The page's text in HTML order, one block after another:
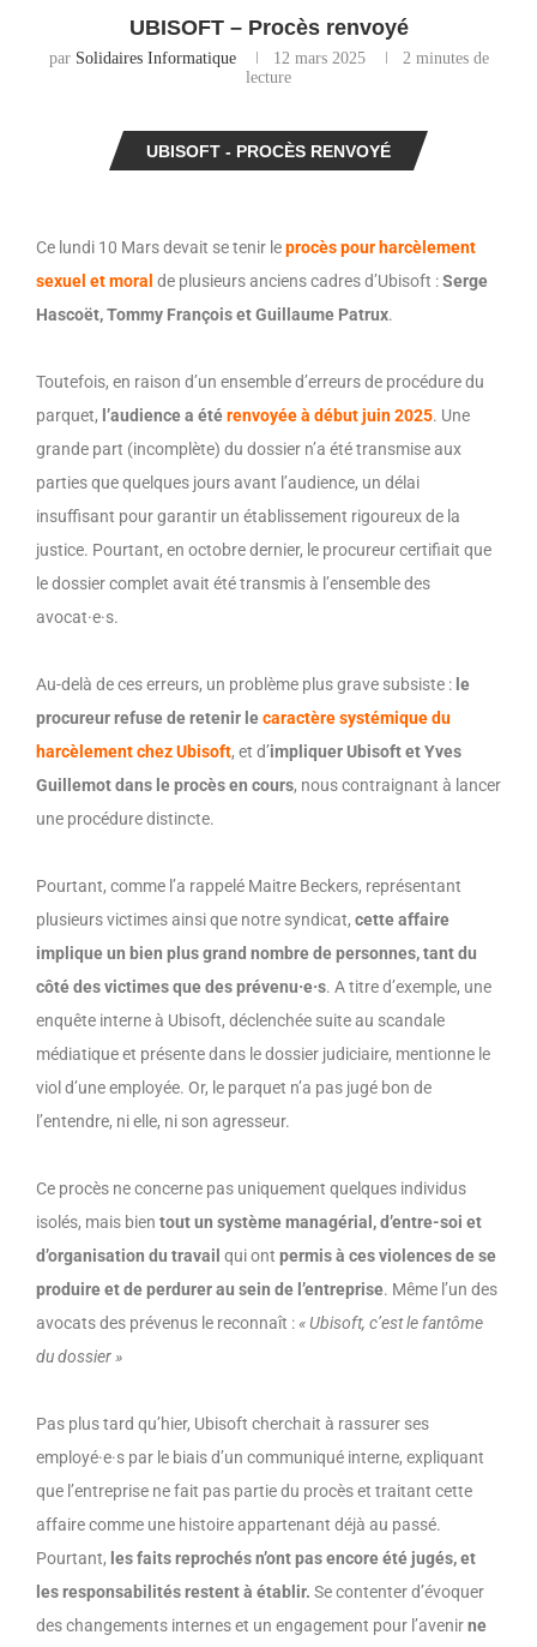
UBISOFT – Procès renvoyé
par Solidaires Informatique 12 mars 2025
2 minutes de
lecture
UBISOFT - PROCÈS RENVOYÉ
Ce lundi 10 Marsdevait se tenir leprocès pour harcèlement
sexuel et moral de plusieurs anciens cadres d’Ubisoft :Serge
Hascoët, Tommy François et Guillaume Patrux.
Toutefois, en raison d’un ensemble d’erreurs de procédure du
parquet, l’audience a étérenvoyée à début juin 2025. Une
grande part (incomplète) du dossier n’a été transmise aux
parties que quelques jours avant l’audience, un délai
insuffisant pour garantir un établissement rigoureux de la
justice. Pourtant, en octobre dernier, l e procureur certifiait que
le dossier complet avait été transmis à l’ensemble des
avocat·e·s.
Au-delà de ces erreurs, un problème plus grave subsiste : le
procureurrefuse deretenir lecaractère systémique du
harcèlement chez Ubisoft, et d’impliquer Ubisoft et Yves
Guillemot dans le procès en cours, nous contraignant à lancer
une procédure distincte.
Pourtant, comme l’a rappelé Maitre Beckers, représentant
plusieurs victimesainsi que notre syndicat, cetteaffaire
implique un bien plus grand nombre de personnes, tant du
côté des victimes que desprévenu·e·s. A titre d’exemple, une
enquête interne à Ubisoft, déclenchée suite au scandale
médiatique et présente dans le dossier judiciaire, mentionne le
viol d’une employée. Or, e parquet n’a pas jugé bon de
l’entendre, ni elle, ni son agresseur.
Ce procès ne concerne pas uniquement quelques individus
isolés, mais bien toutun systèmemanagérial,d’entre-soi et
d’organisation du travail quiont permisà ces violencesde se
produire et deperdurer au sein de l’entreprise. Même l’un des
avocats des prévenus le reconnaît :« Ubisoft, c’est le fantôme
du dossier »
Pas plus tard qu’hier, Ubisoft cherchait à rassurer ses
employé·e·s par le biais d’un communiqué interne, expliquant
que l’entreprise ne fait pas partie du procès et traitant cette
affaire comme une histoire appartenant déjà au passé.
Pourtant, les faits reprochés n’ont pas encore été jugés, et
les responsabilités restent à établir. Se contenter d’évoquer
des changements internes et un engagement pour l’avenirne